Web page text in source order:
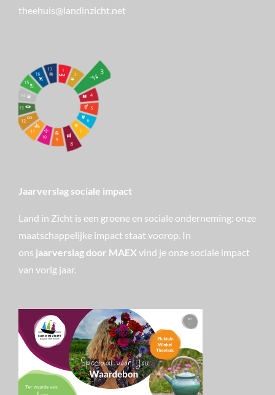
theehuis@landinzicht.net
Jaarverslag sociale impact
Land in Zicht is een groene en sociale onderneming: onze
maatschappelijke impact staat voorop. In
ons jaarverslag door MAEX vind je onze sociale impact
van vorig jaar.